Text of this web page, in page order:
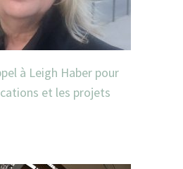
à Leigh Haber pour
et les projets